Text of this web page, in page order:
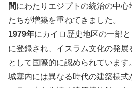
間にわたりエジプトの統治の中
たちが増築を重ねてきました。
1979年にカイロ歴史地区の一部と
に登録され、イスラム文化の発
として国際的に認められています
城塞内には異なる時代の建築様式